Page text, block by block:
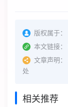
版权属于：
本文链接：
文章声明：
处
相关推荐